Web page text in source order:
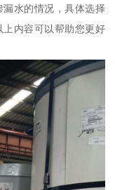
水的情况，具体选择
内容可以帮助您更好